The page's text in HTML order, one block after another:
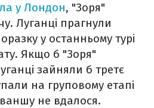
у Лондон, "Зоря"
Луганці прагнули
у останньому турі
Якщо б "Зоря"
зайняли б третє
на груповому етапі
не вдалося.